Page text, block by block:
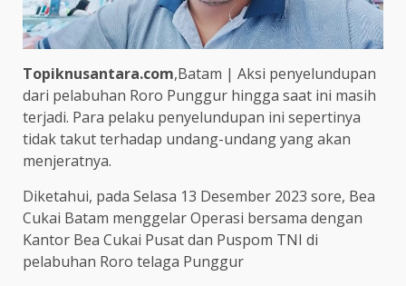
Topiknusantara.com,Batam | Aksi penyelundupan
dari pelabuhan Roro Punggur hingga saat ini masih
terjadi. Para pelaku penyelundupan ini sepertinya
tidak takut terhadap undang-undang yang akan
menjeratnya.
Diketahui, pada Selasa 13 Desember 2023 sore, Bea
Cukai Batam menggelar Operasi bersama dengan
Kantor Bea Cukai Pusat dan Puspom TNI di
pelabuhan Roro telaga Punggur